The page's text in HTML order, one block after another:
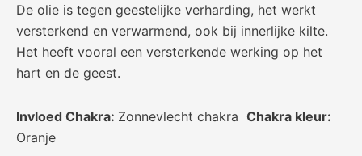
De olie is tegen geestelijke verharding, het werkt
versterkend en verwarmend, ook bij innerlijke kilte.
Het heeft vooral een versterkende werking op het
hart en de geest.
Invloed Chakra: Zonnevlecht chakra Chakra kleur:
Oranje